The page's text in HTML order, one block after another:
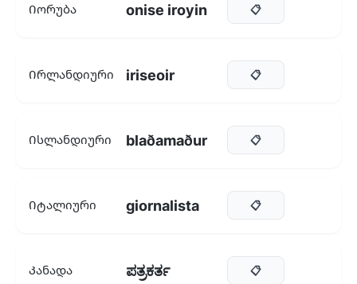
Იორუბა onise iroyin 📋
Ირლანდიური iriseoir 📋
Ისლანდიური blaðamaður 📋
Იტალიური giornalista 📋
Კანადა ಪತ್ರಕರ್ತ 📋